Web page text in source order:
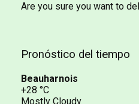
Are you sure you want to
Pronóstico del tiempo
Beauharnois
+28 °C
Mostly Cloudy